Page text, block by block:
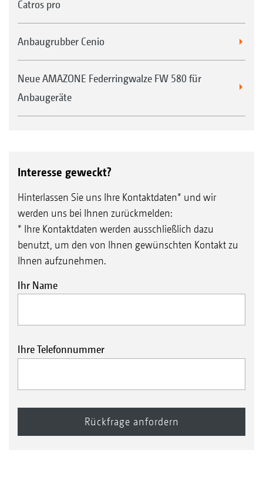
Catros pro
Anbaugrubber Cenio
Neue AMAZONE Federringwalze FW 580 für
Anbaugeräte
Interesse geweckt?
Hinterlassen Sie uns Ihre Kontaktdaten* und wir
werden uns bei Ihnen zurückmelden:
* Ihre Kontaktdaten werden ausschließlich dazu
benutzt, um den von Ihnen gewünschten Kontakt zu
Ihnen aufzunehmen.
Ihr Name
Ihre Telefonnummer